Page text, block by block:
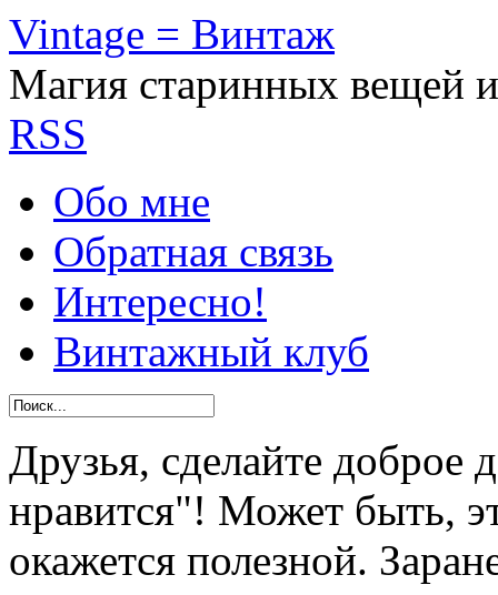
Vintage = Винтаж
Магия старинных вещей
RSS
Обо мне
Обратная связь
Интересно!
Винтажный клуб
Друзья, сделайте
нравится"! Может быть,
окажется полезной.